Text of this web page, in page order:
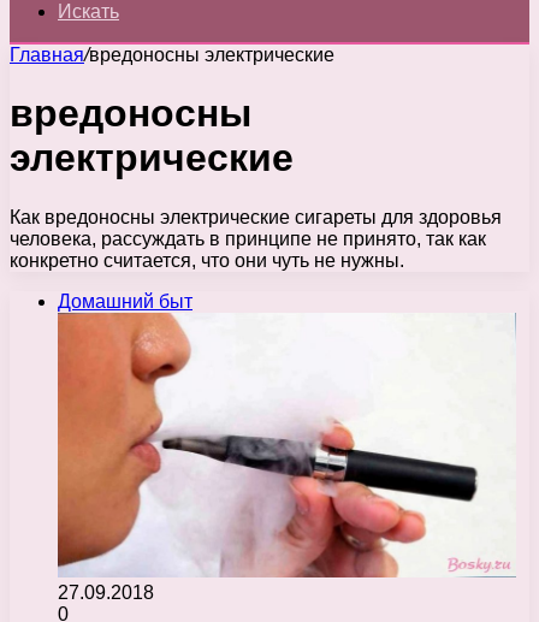
Искать
Главная/вредоносны электрические
вредоносны
электрические
Как вредоносны электрические сигареты для здоровья
человека, рассуждать в принципе не принято, так как
конкретно считается, что они чуть не нужны.
Домашний быт
27.09.2018
0